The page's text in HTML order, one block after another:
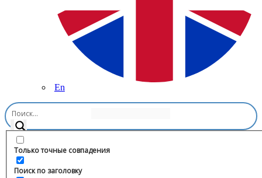
En
Только точные совпадения
Поиск по заголовку
Главная